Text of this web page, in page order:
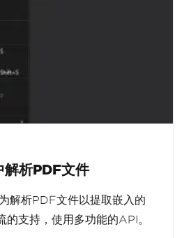
析PDF文件
解析PDF文件以提取嵌入的
的支持，使用多功能的API。